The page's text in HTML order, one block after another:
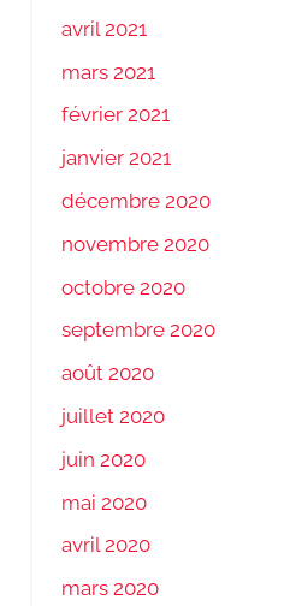
avril 2021
mars 2021
février 2021
janvier 2021
décembre 2020
novembre 2020
octobre 2020
septembre 2020
août 2020
juillet 2020
juin 2020
mai 2020
avril 2020
mars 2020